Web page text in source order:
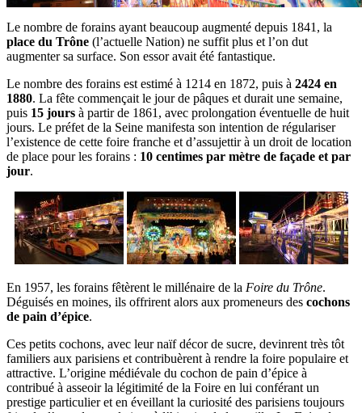
Le nombre de forains ayant beaucoup augmenté depuis 1841, la
place du Trône (l’actuelle Nation) ne suffit plus et l’on dut
augmenter sa surface. Son essor avait été fantastique.
Le nombre des forains est estimé à 1214 en 1872, puis à 2424 en
1880. La fête commençait le jour de pâques et durait une semaine,
puis 15 jours à partir de 1861, avec prolongation éventuelle de huit
jours. Le préfet de la Seine manifesta son intention de régulariser
l’existence de cette foire franche et d’assujettir à un droit de location
de place pour les forains : 10 centimes par mètre de façade et par
jour.
En 1957, les forains fêtèrent le millénaire de la Foire du Trône.
Déguisés en moines, ils offrirent alors aux promeneurs des cochons
de pain d’épice.
Ces petits cochons, avec leur naïf décor de sucre, devinrent très tôt
familiers aux parisiens et contribuèrent à rendre la foire populaire et
attractive. L’origine médiévale du cochon de pain d’épice à
contribué à asseoir la légitimité de la Foire en lui conférant un
prestige particulier et en éveillant la curiosité des parisiens toujours